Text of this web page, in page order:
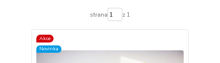
strana z 1
Akce
Novinka